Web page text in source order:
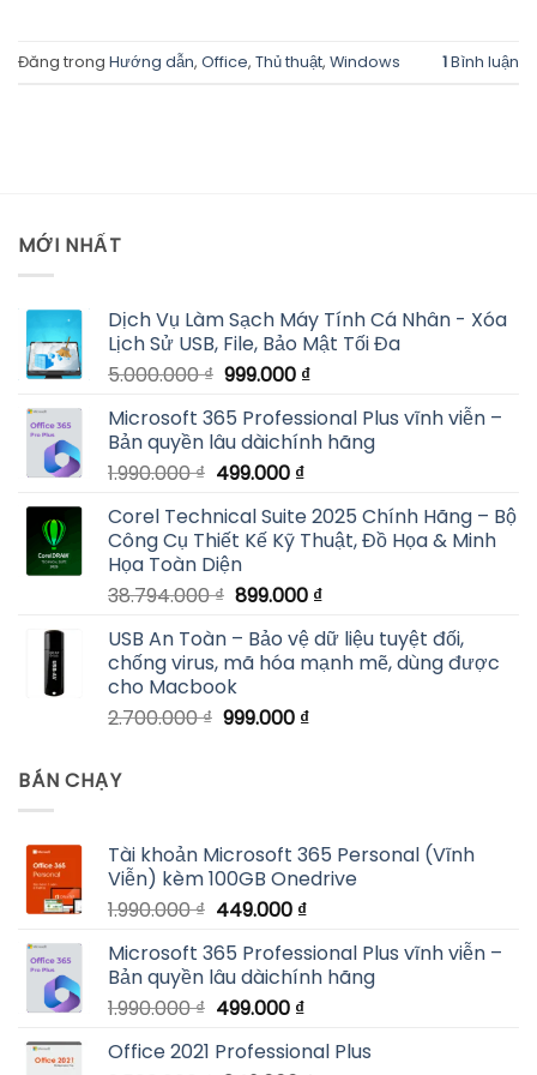
Đăng trong Hướng dẫn, Office, Thủ thuật, Windows 1Bình luận
MỚI NHẤT
Dịch Vụ Làm Sạch Máy Tính Cá Nhân - Xóa
Lịch Sử USB, File, Bảo Mật Tối Đa
5.000.000₫ Giá
là:
5.000.000 ₫.
999.000 ₫Giá
tại
là:
Microsoft 365 Professional Plus vĩnh viễn –
Bản quyền lâu dàichính hãng
1.990.000₫ Giá
là:
1.990.000 ₫.
499.000 ₫Giá
tại
là:
Corel Technical Suite 2025 Chính Hãng – Bộ
Công Cụ Thiết Kế Kỹ Thuật, Đồ Họa & Minh
Họa Toàn Diện
38.794.000₫ Giá
là:
38.794.000 ₫.
899.000 ₫Giá
tại
là:
USB An Toàn – Bảo vệ dữ liệu tuyệt đối,
chống virus, mã hóa mạnh mẽ, dùng được
cho Macbook
2.700.000₫ Giá
999.000 ₫Giá
BÁN CHẠY
Tài khoản Microsoft 365 Personal (Vĩnh
Viễn) kèm 100GB Onedrive
1.990.000₫ Giá
là:
1.990.000 ₫.
449.000 ₫Giá
tại
là:
Microsoft 365 Professional Plus vĩnh viễn –
Bản quyền lâu dàichính hãng
1.990.000₫ Giá
là:
499.000 ₫Giá
tại
Office 2021 Professional Plus